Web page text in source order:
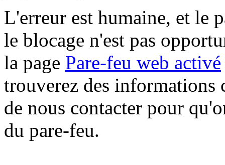
L'erreur est humaine, et le
le blocage n'est pas
la page Pare-feu web activé
trouverez des informations
de nous contacter pour
du pare-feu.